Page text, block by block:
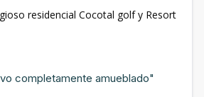
residencial Cocotal golf y Resort
completamente amueblado"